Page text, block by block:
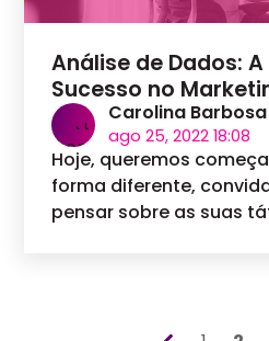
Análise de Dados:
Sucesso no
Carolina Barbosa
ago 25, 2022 18:08
Hoje, queremos
forma diferente,
pensar sobre as suas